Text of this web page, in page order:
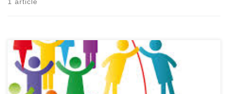
Chers adhérents, chers sympathisants, chers ingénieurs, chers
techniciens, La fin d’année approche mais surtout une nouvelle